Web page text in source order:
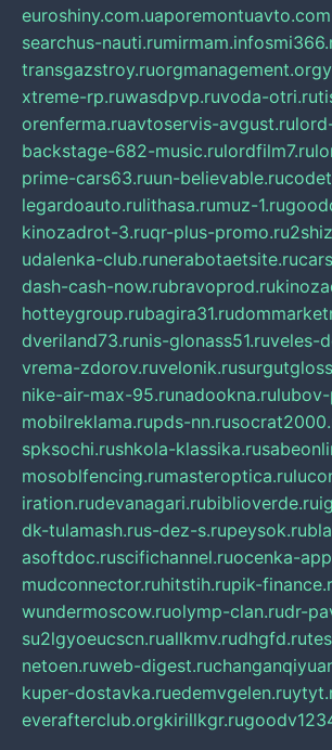
euroshiny.com.uaporemontuavto.com
searchus-nauti.rumirmam.info
transgazstroy.ruorgmanagement.org
xtreme-rp.ruwasdpvp.ruvoda-otri.ru
orenferma.ruavtoservis-avgust.ru
backstage-682-music.rulordfilm7.ru
prime-cars63.ruun-believable.ru
legardoauto.rulithasa.rumuz-1.ru
kinozadrot-3.ruqr-plus-promo.ru
udalenka-club.runerabotaetsite.ru
dash-cash-now.rubravoprod.ru
hotteygroup.rubagira31.ru
dveriland73.runis-glonass51.ruveles-
vrema-zdorov.ruvelonik.ru
nike-air-max-95.runadookna.ru
mobilreklama.rupds-nn.ru
spksochi.rushkola-klassika.ru
mosoblfencing.rumasteroptica.ru
iration.rudevanagari.rubiblioverde.ru
dk-tulamash.rus-dez-s.rupeysok.ru
asoftdoc.ruscifichannel.ruocenka-
mudconnector.ruhitstih.rupik-
wundermoscow.ruolymp-clan.rudr-
su2lgyoeucscn.ruallkmv.rudhgfd.ru
netoen.ruweb-digest.ru
kuper-dostavka.ruedemvgelen.ru
everafterclub.orgkirillkgr.ru